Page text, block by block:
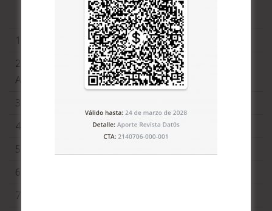
habitantes
(2006) +
1. Cuba 52 Nd
2.
Argentina
50 2,9 (0,45)
3. Uruguay
4. Panamá
Nd
5. Brasil
6. Chile
7. Perú